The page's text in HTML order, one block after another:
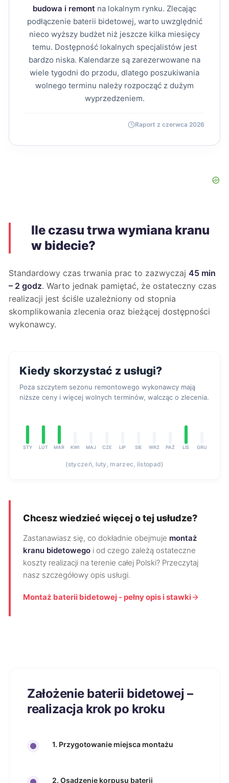
budowa i remont na lokalnym rynku. Zlecając
podłączenie baterii bidetowej, warto uwzględnić
nieco wyższy budżet niż jeszcze kilka miesięcy
temu. Dostępność lokalnych specjalistów jest
bardzo niska. Kalendarze są zarezerwowane na
wiele tygodni do przodu, dlatego poszukiwania
wolnego terminu należy rozpocząć z dużym
wyprzedzeniem.
Raport z czerwca 2026
Ile czasu trwa wymiana kranu
w bidecie?
Standardowy czas trwania prac to zazwyczaj 45 min
– 2 godz. Warto jednak pamiętać, że ostateczny czas
realizacji jest ściśle uzależniony od stopnia
skomplikowania zlecenia oraz bieżącej dostępności
wykonawcy.
Kiedy skorzystać z usługi?
Poza szczytem sezonu remontowego wykonawcy mają
niższe ceny i więcej wolnych terminów, walcząc o zlecenia.
STY LUT MAR KWI MAJ CZE LIP SIE WRZ PAŹ LIS GRU
(styczeń, luty, marzec, listopad)
Chcesz wiedzieć więcej o tej usłudze?
Zastanawiasz się, co dokładnie obejmuje montaż
kranu bidetowego i od czego zależą ostateczne
koszty realizacji na terenie całej Polski? Przeczytaj
nasz szczegółowy opis usługi.
Montaż baterii bidetowej - pełny opis i stawki
Założenie baterii bidetowej –
realizacja krok po kroku
1. Przygotowanie miejsca montażu
2. Osadzenie korpusu baterii